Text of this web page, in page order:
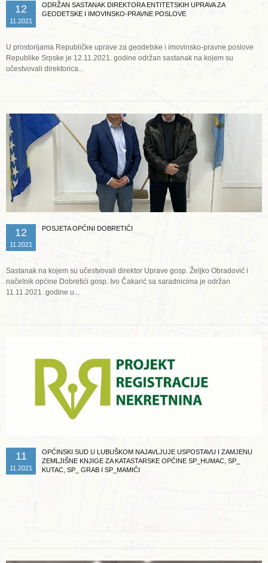
12
11.2021
ODRŽAN SASTANAK DIREKTORA ENTITETSKIH UPRAVA ZA
GEODETSKE I IMOVINSKO-PRAVNE POSLOVE
U prostorijama Republičke uprave za geodetske i imovinsko-pravne poslove
Republike Srpske je 12.11.2021. godine održan sastanak na kojem su
učestvovali direktorica...
12
11.2021
POSJETA OPĆINI DOBRETIĆI
Sastanak na kojem su učestvovali direktor Uprave gosp. Željko Obradović i
načelnik općine Dobretići gosp. Ivo Čakarić sa saradnicima je održan
11.11.2021. godine u...
11
11.2021
OPĆINSKI SUD U LUBUŠKOM NAJAVLJUJE USPOSTAVU I ZAMJENU
ZEMLJIŠNE KNJIGE ZA KATASTARSKE OPĆINE SP_HUMAC, SP_
KUTAC, SP_ GRAB I SP_MAMIĆI